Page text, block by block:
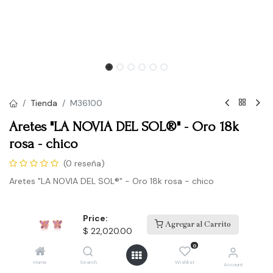
Price:
$ 22,020.00
Agregar al Carrito
Home Search
0
Wishlist Account
Tienda M36100
Aretes "LA NOVIA DEL SOL®" - Oro 18k
rosa - chico
(0 reseña)
Aretes "LA NOVIA DEL SOL®" - Oro 18k rosa - chico
Agregar a la lista de deseos
Términos y condiciones
Envío: Productos en existencia 3-5 días laborales.